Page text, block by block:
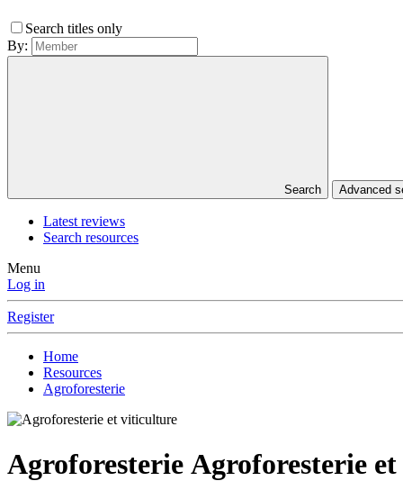
Search titles only
By:
Search Advanced
Latest reviews
Search resources
Menu
Log in
Register
Home
Resources
Agroforesterie
Agroforesterie Agroforesterie